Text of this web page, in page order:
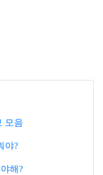
모음
야?
해?